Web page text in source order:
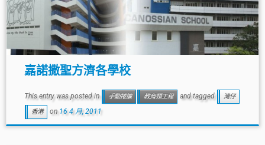
嘉諾撒聖方濟各學校
This entry was posted in 手動捲簾 教育類工程 and tagged
灣仔
香港
on16 4 月, 2011